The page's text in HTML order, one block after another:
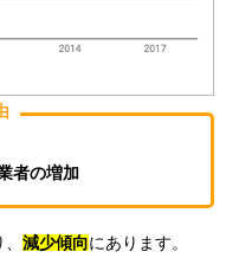
者の増加
減少傾向にあります。